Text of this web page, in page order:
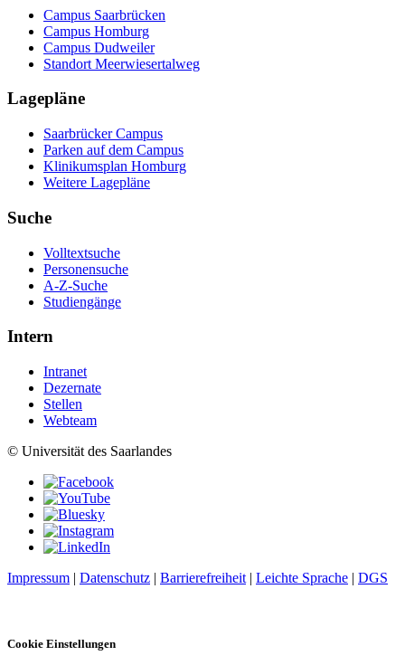
Campus Saarbrücken
Campus Homburg
Campus Dudweiler
Standort Meerwiesertalweg
Lagepläne
Saarbrücker Campus
Parken auf dem Campus
Klinikumsplan Homburg
Weitere Lagepläne
Suche
Volltextsuche
Personensuche
A-Z-Suche
Studiengänge
Intern
Intranet
Dezernate
Stellen
Webteam
© Universität des Saarlandes
Impressum | Datenschutz | Barrierefreiheit | Leichte Sprache | DGS
Cookie Einstellungen